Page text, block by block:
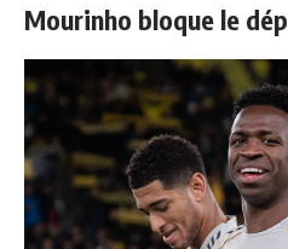
Mourinho bloque le